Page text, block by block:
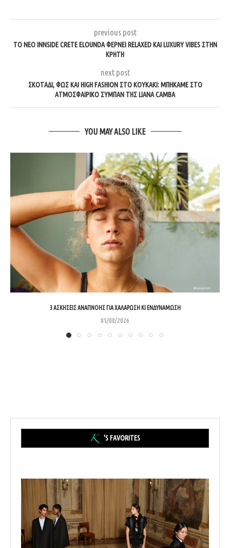
previous post
ΤΟ ΝΈΟ INNSIDE CRETE ELOUNDA ΦΈΡΝΕΙ RELAXED ΚΑΙ LUXURY VIBES ΣΤΗΝ
ΚΡΉΤΗ
next post
ΣΚΟΤΆΔΙ, ΦΩΣ ΚΑΙ HIGH FASHION ΣΤΟ ΚΟΥΚΆΚΙ: ΜΠΉΚΑΜΕ ΣΤΟ
ΑΤΜΟΣΦΑΙΡΙΚΌ ΣΎΜΠΑΝ ΤΗΣ LIANA CAMBA
YOU MAY ALSO LIKE
3 ΑΣΚΉΣΕΙΣ ΑΝΑΠΝΟΉΣ ΓΙΑ ΧΑΛΆΡΩΣΗ ΚΙ ΕΝΔΥΝΆΜΩΣΗ
05/08/2026
'S FAVORITES